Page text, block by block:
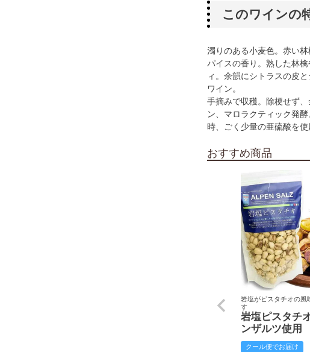
このワインの
濁りのある小麦色。赤い
パイスの香り。熟した林
ィ。余韻にシトラスの皮
ワイン。
手摘みで収穫。除梗せず
ン、マロラクティック発
時、ごく少量の亜硫酸を使
おすすめ商品
岩塩がピスタチオの風
す
岩塩ピスタチ
ンザルツ使用
クール便でお届け